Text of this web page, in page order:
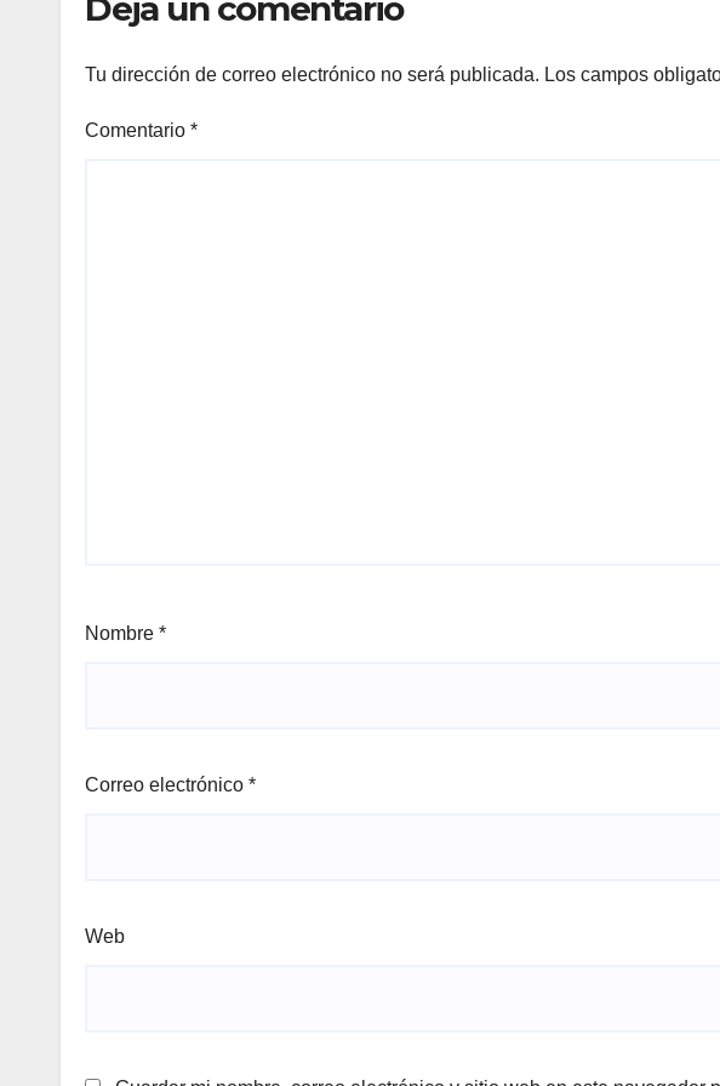
Tu dirección de correo electrónico no será publicada. Los campos
Comentario *
Nombre *
Correo electrónico *
Web